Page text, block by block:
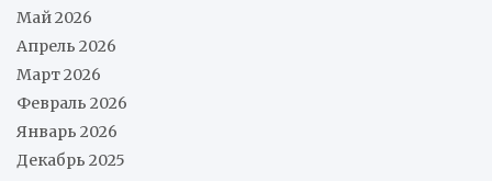
Май 2026
Апрель 2026
Март 2026
Февраль 2026
Январь 2026
Декабрь 2025